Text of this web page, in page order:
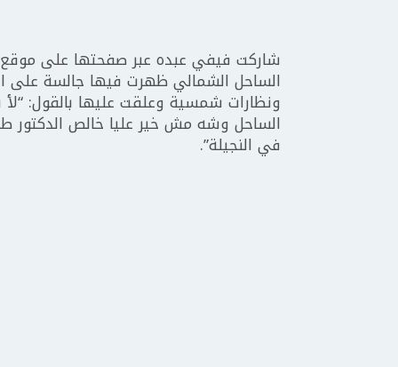
شاركت فيفي عبده عبر صفحتها على موقع
الساحل الشمالي ظهرت فيها جالسة على
ونظارات شمسية وعلقت عليها بالقول:
الساحل وشه مش خير عليا خالص الدكتور
في النجيلة”.